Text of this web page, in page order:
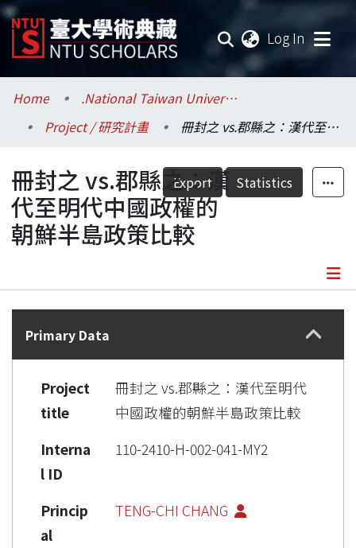
Log In
Communities & Collections
Research Outputs
Fundings & Projects
Researchers
Statistics
Home
.National Taiwan University / 國立臺灣大學
Project / 研究計畫
冊封之 vs.郡縣之：漢代至明代中國政權的朝鮮半島政策比較
Export Statistics
冊封之 vs.郡縣之：漢
代至明代中國政權的
朝鮮半島政策比較
Details
Primary Data
Project
title
冊封之 vs.郡縣之：漢代至明代
中國政權的朝鮮半島政策比較
Interna
l ID
110-2410-H-002-041-MY2
Princip
al
TENG-CHI CHANG